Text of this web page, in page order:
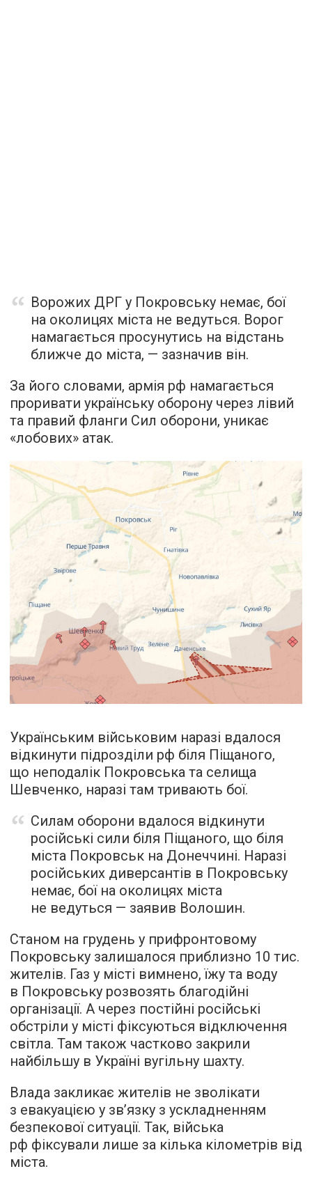
Ворожих ДРГ у Покровську немає, бої
на околицях міста не ведуться. Ворог
намагається просунутись на відстань
ближче до міста, — зазначив він.
За його словами, армія рф намагається
проривати українську оборону через лівий
та правий фланги Сил оборони, уникає
«лобових» атак.
Українським військовим наразі вдалося
відкинути підрозділи рф біля Піщаного,
що неподалік Покровська та селища
Шевченко, наразі там тривають бої.
Силам оборони вдалося відкинути
російські сили біля Піщаного, що біля
міста Покровськ на Донеччині. Наразі
російських диверсантів в Покровську
немає, бої на околицях міста
не ведуться — заявив Волошин.
Станом на грудень у прифронтовому
Покровську залишалося приблизно 10 тис.
жителів. Газ у місті вимнено, їжу та воду
в Покровську розвозять благодійні
організації. А через постійні російські
обстріли у місті фіксуються відключення
світла. Там також частково закрили
найбільшу в Україні вугільну шахту.
Влада закликає жителів не зволікати
з евакуацією у зв’язку з ускладненням
безпекової ситуації. Так, війська
рф фіксували лише за кілька кілометрів від
міста.